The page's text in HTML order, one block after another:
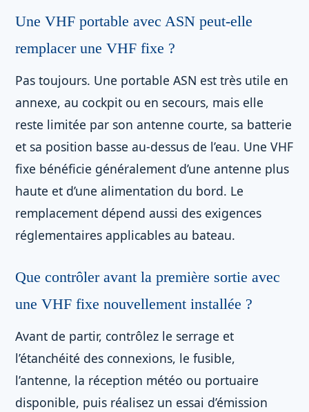
Une VHF portable avec ASN peut-elle
remplacer une VHF fixe ?
Pas toujours. Une portable ASN est très utile en
annexe, au cockpit ou en secours, mais elle
reste limitée par son antenne courte, sa batterie
et sa position basse au-dessus de l’eau. Une VHF
fixe bénéficie généralement d’une antenne plus
haute et d’une alimentation du bord. Le
remplacement dépend aussi des exigences
réglementaires applicables au bateau.
Que contrôler avant la première sortie avec
une VHF fixe nouvellement installée ?
Avant de partir, contrôlez le serrage et
l’étanchéité des connexions, le fusible,
l’antenne, la réception météo ou portuaire
disponible, puis réalisez un essai d’émission